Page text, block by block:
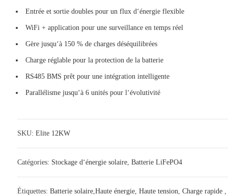
Entrée et sortie doubles pour un flux d‘énergie flexible
WiFi + application pour une surveillance en temps réel
Gère jusqu‘à 150 % de charges déséquilibrées
Charge réglable pour la protection de la batterie
RS485 BMS prêt pour une intégration intelligente
Parallélisme jusqu‘à 6 unités pour l‘évolutivité
SKU: Elite 12KW
Catégories: Stockage d‘énergie solaire, Batterie LiFePO4
Étiquettes: Batterie solaire,Haute énergie, Haute tension, Charge rapide,